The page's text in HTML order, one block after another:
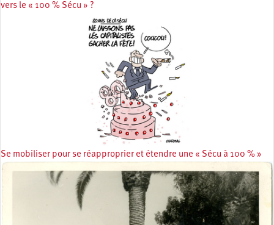
vers le « 100 % Sécu » ?
Se mobiliser pour se réapproprier et étendre une « Sécu à 100 % »